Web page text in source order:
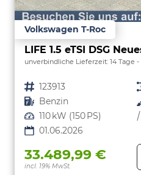
Volkswagen T-Roc
unverbindliche Lieferzeit: 14 Tage
Fahrzeugnr. 123913
Kraftstoff Benzin
Leistung 110 kW (150 PS)
01.06.2026
33.489,99 €
incl. 19% MwSt.